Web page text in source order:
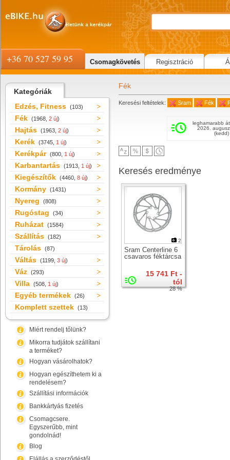
Kategóriák
Edzés, Fitness (103)
Fék (1968, 2 új)
Hajtás (1963, 2 új)
Kerék (3745, 1 új)
Kerékpár (800, 1 új)
Karbantartás (1913, 1 új)
Kiegészítők (4460, 8 új)
Kormány (1431)
Nyereg (808)
Rugóstag (34)
Ruházat (1584)
Szállítás (182)
Tárolás (87)
Váltás (1199, 3 új)
Váz (293)
Villa (508, 1 új)
Egyéb termékek (26)
Komplett szettek (13)
Miért rendelj tőlünk?
Mikorra tudjátok szállítani
a terméket?
Hogyan vásárolhatok?
Hogyan egészíthetem ki a
rendelésem?
Szállítási információk
Bankkártyás fizetés
Csomagcsere.
Egyszerűbb, mint
gondolnád!
Blog
Fék
Keresési feltételek: Sram Fék
leghamarabb
2026.
(kedd)
Keresés eredménye
2
Sram Centerline 6
csavaros féktárcsa
15 741 Ft -
tól
28 %
+36 70 527 59 95 Csomagkövetés Regisztráció